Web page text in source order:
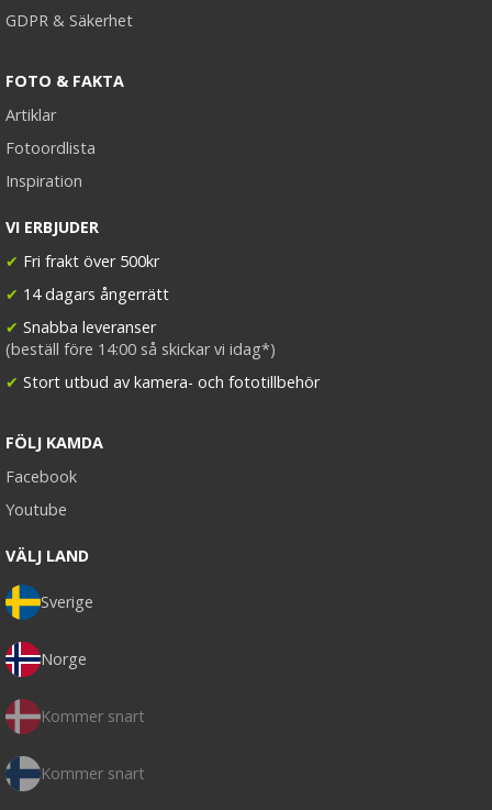
GDPR & Säkerhet
FOTO & FAKTA
Artiklar
Fotoordlista
Inspiration
VI ERBJUDER
✔ Fri frakt över 500kr
✔ 14 dagars ångerrätt
✔ Snabba leveranser
(beställ före 14:00 så skickar vi idag*)
✔ Stort utbud av kamera- och fototillbehör
FÖLJ KAMDA
Facebook
Youtube
VÄLJ LAND
Sverige
Norge
Kommer snart
Kommer snart